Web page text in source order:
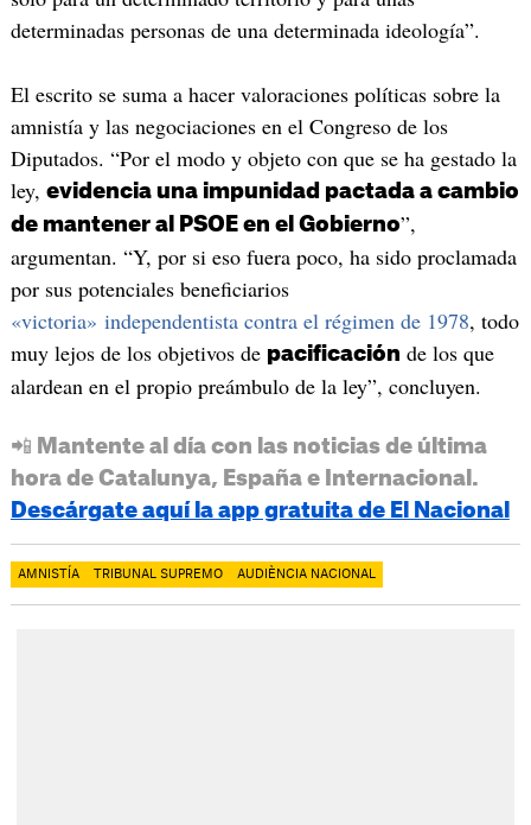
determinadas personas de una determinada ideología”.
El escrito se suma a hacer valoraciones políticas sobre la
amnistía y las negociaciones en el Congreso de los
Diputados. “Por el modo y objeto con que se ha gestado la
ley, evidencia una impunidad pactada a cambio
de mantener al PSOE en el Gobierno”,
argumentan. “Y, por si eso fuera poco, ha sido proclamada
por sus potenciales beneficiarios
«victoria» independentista contra el régimen de 1978, todo
muy lejos de los objetivos de pacificación de los que
alardean en el propio preámbulo de la ley”, concluyen.
📲 Mantente al día con las noticias de última
hora de Catalunya, España e Internacional.
Descárgate aquí la app gratuita de El Nacional
AMNISTÍA TRIBUNAL SUPREMO AUDIÈNCIA NACIONAL